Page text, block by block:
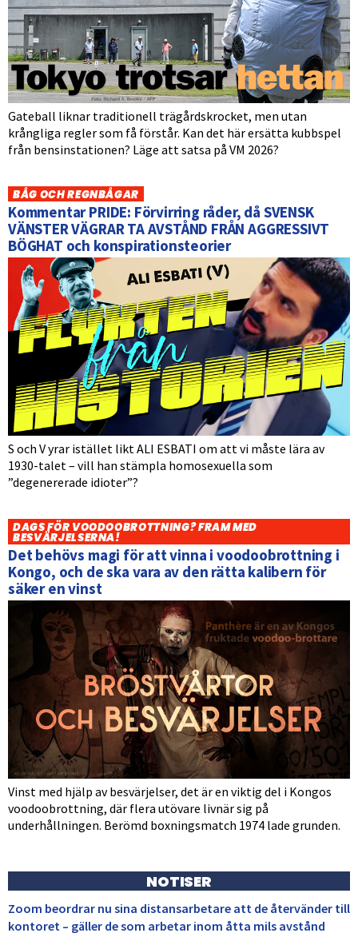
Gateball liknar traditionell trägårdskrocket, men utan
krångliga regler som få förstår. Kan det här ersätta kubbspel
från bensinstationen? Läge att satsa på VM 2026?
BÅG OCH REGNBÅGAR
Kommentar PRIDE: Förvirring råder, då SVENSK
VÄNSTER VÄGRAR TA AVSTÅND FRÅN AGGRESSIVT
BÖGHAT och konspirationsteorier
S och V yrar istället likt ALI ESBATI om att vi måste lära av
1930-talet – vill han stämpla homosexuella som
”degenererade idioter”?
DAGS FÖR VOODOOBROTTNING? FRAM MED
BESVÄRJELSERNA!
Det behövs magi för att vinna i voodoobrottning i
Kongo, och de ska vara av den rätta kalibern för
säker en vinst
Vinst med hjälp av besvärjelser, det är en viktig del i Kongos
voodoobrottning, där flera utövare livnär sig på
underhållningen. Berömd boxningsmatch 1974 lade grunden.
NOTISER
Zoom beordrar nu sina distansarbetare att de återvänder till
kontoret – gäller de som arbetar inom åtta mils avstånd